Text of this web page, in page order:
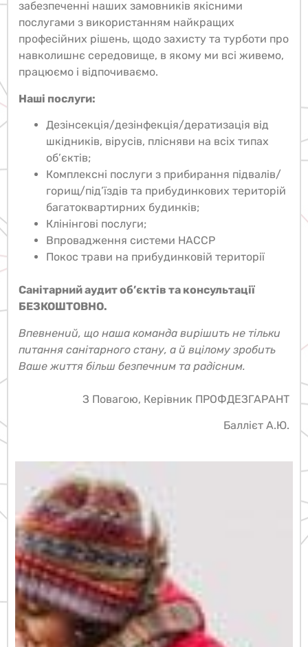
Місія компанії ПРОФДЕЗГАРАНТ
забезпеченні наших замовників якісними
послугами з використанням найкращих
професійних рішень, щодо захисту та турботи про
навколишнє середовище, в якому ми всі живемо,
працюємо і відпочиваємо.
Наші послуги:
Дезінсекція/дезінфекція/дератизація від
шкідників, вірусів, плісняви на всіх типах
об’єктів;
Комплексні послуги з прибирання підвалів/
горищ/під’їздів та прибудинкових територій
багатоквартирних будинків;
Клінінгові послуги;
Впровадження системи НАССР
Покос трави на прибудинковій території
БЕЗКОШТОВНО.
Впевнений, що наша команда вирішить не тільки
питання санітарного стану, а й вцілому зробить
Ваше життя більш безпечним та радісним.
З Повагою, Керівник ПРОФДЕЗГАРАНТ